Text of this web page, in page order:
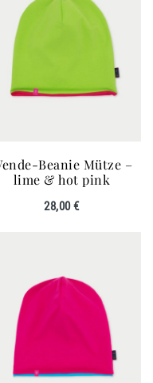
Beanie Mütze –
lime & hot pink
28,00€